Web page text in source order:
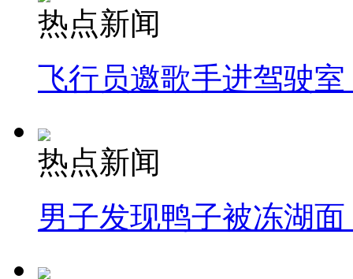
热点新闻
飞行员邀歌手进驾驶
热点新闻
男子发现鸭子被冻湖